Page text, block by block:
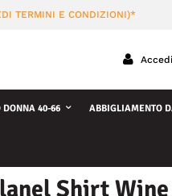
TERMINI E CONDIZIONI)*
Accedi
40-66 ABBIGLIAMENTO
Shirt Wine